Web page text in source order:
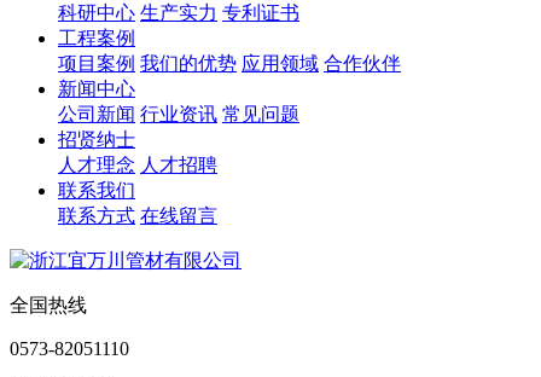
科研中心 生产实力 专利证书
工程案例
项目案例 我们的优势 应用领域 合作伙伴
新闻中心
公司新闻 行业资讯 常见问题
招贤纳士
人才理念 人才招聘
联系我们
联系方式 在线留言
全国热线
0573-82051110